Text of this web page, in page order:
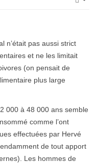
n’était pas aussi strict
et ne les limitait
(on pensait de
plus large
000 à 48 000 ans semble
comme l’ont
effectuées par Hervé
de tout apport
Les hommes de